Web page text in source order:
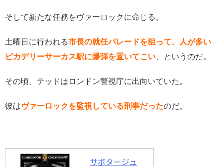
そして新たな任務をヴァーロックに命じる。
土曜日に行われる市長の就任パレードを狙って、人が多い
ピカデリーサーカス駅に爆弾を置いてこい 、というのだ。
その頃、テッドはロンドン警視庁に出向いていた。
彼はヴァーロックを監視している刑事だったのだ。
サボタージュ